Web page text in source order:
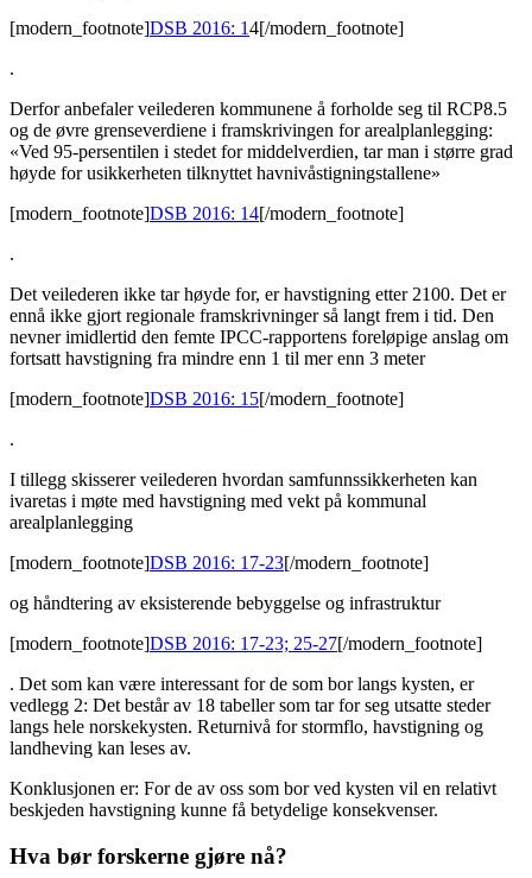
[modern_footnote]DSB 2016: 14[/modern_footnote]
.
Derfor anbefaler veilederen kommunene å forholde seg til RCP8.5
og de øvre grenseverdiene i framskrivingen for arealplanlegging:
«Ved 95-persentilen i stedet for middelverdien, tar man i større grad
høyde for usikkerheten tilknyttet havnivåstigningstallene»
[modern_footnote]DSB 2016: 14[/modern_footnote]
.
Det veilederen ikke tar høyde for, er havstigning etter 2100. Det er
ennå ikke gjort regionale framskrivninger så langt frem i tid. Den
nevner imidlertid den femte IPCC-rapportens foreløpige anslag om
fortsatt havstigning fra mindre enn 1 til mer enn 3 meter
[modern_footnote]DSB 2016: 15[/modern_footnote]
.
I tillegg skisserer veilederen hvordan samfunnssikkerheten kan
ivaretas i møte med havstigning med vekt på kommunal
arealplanlegging
[modern_footnote]DSB 2016: 17-23[/modern_footnote]
og håndtering av eksisterende bebyggelse og infrastruktur
[modern_footnote]DSB 2016: 17-23; 25-27[/modern_footnote]
. Det som kan være interessant for de som bor langs kysten, er
vedlegg 2: Det består av 18 tabeller som tar for seg utsatte steder
langs hele norskekysten. Returnivå for stormflo, havstigning og
landheving kan leses av.
Konklusjonen er: For de av oss som bor ved kysten vil en relativt
beskjeden havstigning kunne få betydelige konsekvenser.
Hva bør forskerne gjøre nå?